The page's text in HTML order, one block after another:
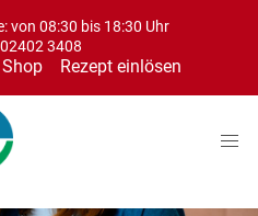
von 08:30 bis 18:30 Uhr
02402 3408
Shop Rezept einlösen